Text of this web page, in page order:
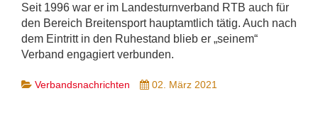
Seit 1996 war er im Landesturnverband RTB auch für
den Bereich Breitensport hauptamtlich tätig. Auch nach
dem Eintritt in den Ruhestand blieb er „seinem“
Verband engagiert verbunden.
Verbandsnachrichten 02. März 2021